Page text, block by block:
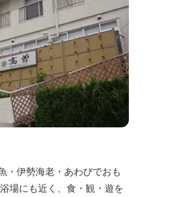
・伊勢海老・あわびでおも
場にも近く、食・観・遊を